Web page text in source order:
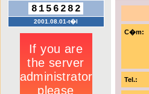
8156282
2001.08.01-t�l
C�m:
Tel.: